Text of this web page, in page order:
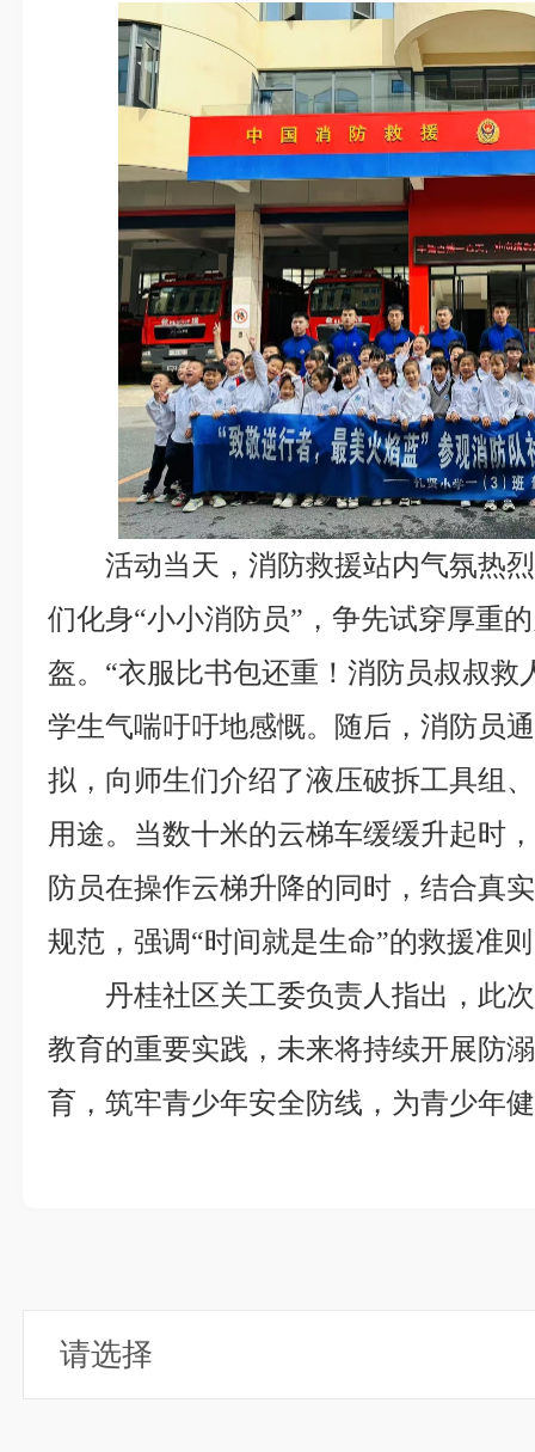
活动当天，消防救援站内气氛热
们化身“小小消防员”，争先试穿厚重
盔。“衣服比书包还重！消防员叔叔救
学生气喘吁吁地感慨。随后，消防员
拟，向师生们介绍了液压破拆工具组
用途。当数十米的云梯车缓缓升起时
防员在操作云梯升降的同时，结合真
规范，强调“时间就是生命”的救援准
丹桂社区关工委负责人指出，此
教育的重要实践，未来将持续开展防
育，筑牢青少年安全防线，为青少年